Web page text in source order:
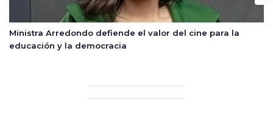
Ministra Arredondo defiende el valor del cine para la
educación y la democracia